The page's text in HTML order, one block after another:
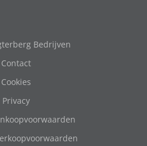
Bedrijven
Contact
Cookies
Privacy